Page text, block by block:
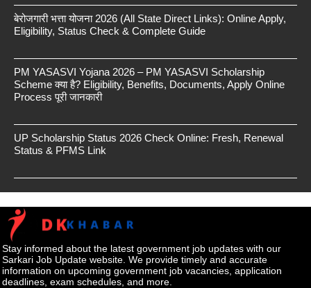
बेरोजगारी भत्ता योजना 2026 (All State Direct Links): Online Apply,
Eligibility, Status Check & Complete Guide
PM YASASVI Yojana 2026 – PM YASASVI Scholarship
Scheme क्या है? Eligibility, Benefits, Documents, Apply Online
Process पूरी जानकारी
UP Scholarship Status 2026 Check Online: Fresh, Renewal
Status & PFMS Link
Stay informed about the latest government job updates with our
Sarkari Job Update website. We provide timely and accurate
information on upcoming government job vacancies, application
deadlines, exam schedules, and more.